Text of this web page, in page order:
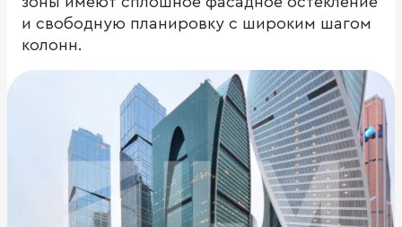
и свободную планировку с широким шагом
колонн.